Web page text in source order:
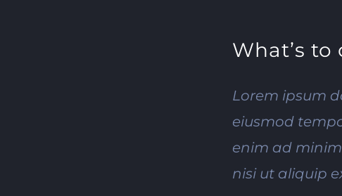
What’s
Lorem ipsum
eiusmod
enim ad
nisi ut aliquip